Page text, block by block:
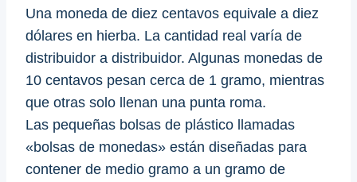
Una moneda de diez centavos equivale a diez
dólares en hierba. La cantidad real varía de
distribuidor a distribuidor. Algunas monedas de
10 centavos pesan cerca de 1 gramo, mientras
que otras solo llenan una punta roma.
Las pequeñas bolsas de plástico llamadas
«bolsas de monedas» están diseñadas para
contener de medio gramo a un gramo de